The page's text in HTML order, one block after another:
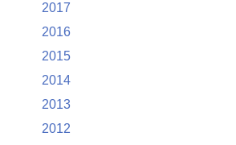
2017
2016
2015
2014
2013
2012